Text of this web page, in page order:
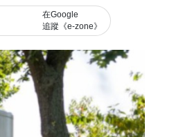
在Google
追蹤《e-zone》